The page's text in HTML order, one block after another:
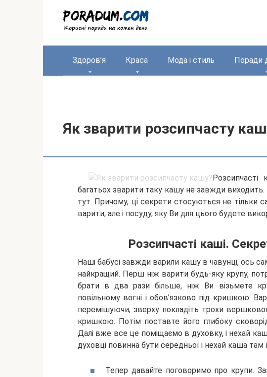
Здоров’я Краса Мода і стиль Поради
Як зварити розсипчасту
багатьох зварити таку кашу не завжди виходить.
тут. Причому, ці секрети стосуються не тільки
варити, але і посуду, яку Ви для цього будете
Розсипчасті каші.
Наші бабусі завжди варили кашу в чавунці, ось
найкращий. Перш ніж варити будь-яку крупу,
брати в два рази більше, ніж Ви візьмете
повільному вогні і обов’язково під кришкою.
перемішуючи, зверху покладіть трохи
кришкою. Потім поставте його глибоку
Далі вже все це поміщаємо в духовку, і нехай
духовці повинна бути середньої і нехай каша
Тепер давайте поговоримо про крупи.